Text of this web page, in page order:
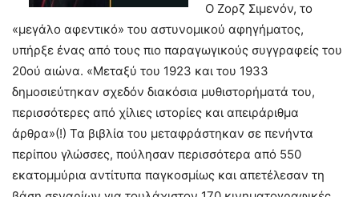
Ο Ζορζ Σιμενόν, το
«μεγάλο αφεντικό» του αστυνομικού αφηγήματος,
υπήρξε ένας από τους πιο παραγωγικούς συγγραφείς του
20ού αιώνα. «Μεταξύ του 1923 και του 1933
δημοσιεύτηκαν σχεδόν διακόσια μυθιστορήματά του,
περισσότερες από χίλιες ιστορίες και απειράριθμα
άρθρα»(!) Τα βιβλία του μεταφράστηκαν σε πενήντα
περίπου γλώσσες, πούλησαν περισσότερα από 550
εκατομμύρια αντίτυπα παγκοσμίως και απετέλεσαν τη